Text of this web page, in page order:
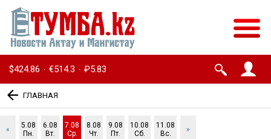
$424.86 · €514.3 · ₽5.83
ГЛАВНАЯ
«
5.08
Пн.
6.08
Вт.
7.08
Ср.
8.08
Чт.
9.08
Пт.
10.08
Сб.
11.08
Вс.
»